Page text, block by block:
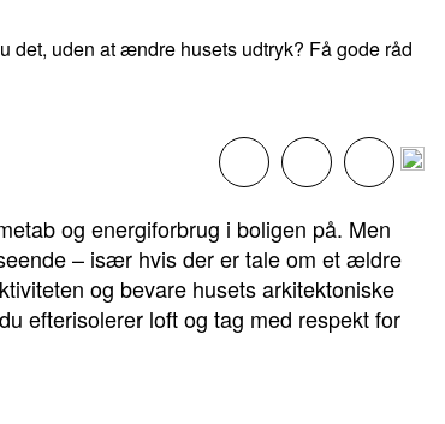
det, uden at ændre husets udtryk? Få gode råd
og energiforbrug i boligen på. Men
– især hvis der er tale om et ældre
og bevare husets arkitektoniske
efterisolerer loft og tag med respekt for